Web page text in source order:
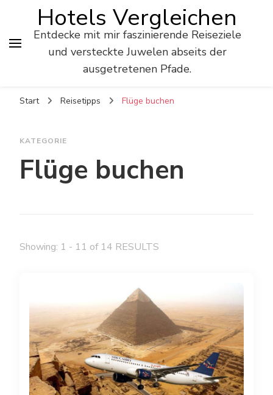
Hotels Vergleichen
Entdecke mit mir faszinierende Reiseziele
und versteckte Juwelen abseits der
ausgetretenen Pfade.
Start Reisetipps Flüge buchen
KATEGORIE
Flüge buchen
Showing: 1 - 11 of 14 RESULTS